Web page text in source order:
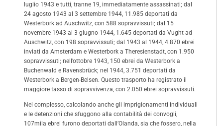
luglio 1943 e tutti, tranne 19, immediatamente assassinati; dal
24 agosto 1943 al 3 settembre 1944, 11.985 deportati da
Westerbork ad Auschwitz, con 588 sopravvissuti; dal 15
novembre 1943 al 3 giugno 1944, 1.645 deportati da Vught ad
Auschwitz, con 198 sopravvissuti; dal 1943 al 1944, 4.870 ebrei
inviati da Amsterdam e Westerbork a Theresienstadt, con 1.950
sopravvissuti; nell’ottobre 1943, 150 ebrei da Westerbork a
Buchenwald e Ravensbrück; nel 1944, 3.751 deportati da
Westerbork a Bergen-Belsen. Questo trasporto ha registrato il
maggiore tasso di sopravvivenza, con 2.050 ebrei sopravvissuti.
Nel complesso, calcolando anche gli imprigionamenti individuali
e le detenzioni che sfuggono alla contabilità dei convogli,
107mila ebrei furono deportati dall’Olanda, sia che fossero, nella